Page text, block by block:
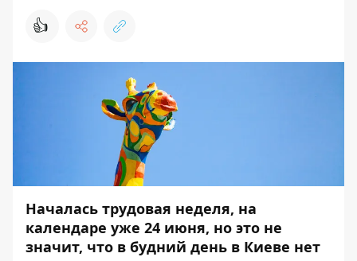
👍
Началась трудовая неделя, на
календаре уже 24 июня, но это не
значит, что в будний день в Киеве нет